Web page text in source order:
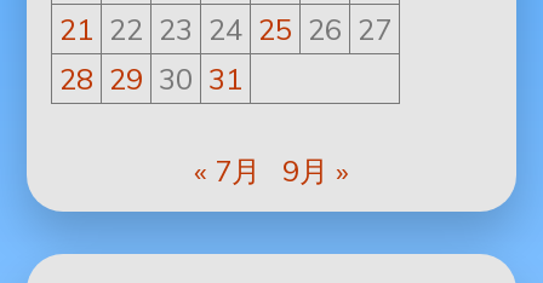
21 22 23 24 25 26 27
28 29 30 31
« 7月 9月 »